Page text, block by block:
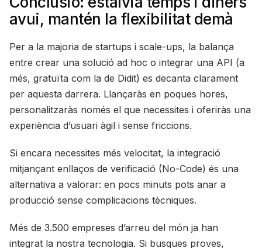
avui, mantén la flexibilitat demà
Per a la majoria de startups i scale-ups, la balança
entre crear una solució ad hoc o integrar una API (a
més, gratuïta com la de Didit) es decanta clarament
per aquesta darrera. Llançaràs en poques hores,
personalitzaràs només el que necessites i oferiràs una
experiència d’usuari àgil i sense friccions.
Si encara necessites més velocitat, la integració
mitjançant enllaços de verificació (No-Code) és una
alternativa a valorar: en pocs minuts pots anar a
producció sense complicacions tècniques.
Més de 3.500 empreses d’arreu del món ja han
integrat la nostra tecnologia. Si busques proves,